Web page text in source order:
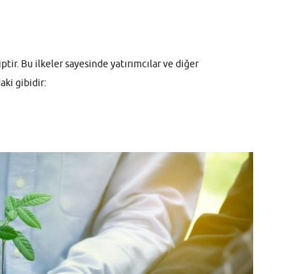
Bu ilkeler sayesinde yatırımcılar ve diğer
gibidir: